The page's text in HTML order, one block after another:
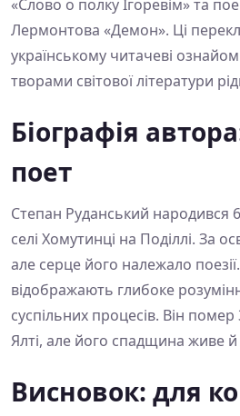
«Слово о полку Ігоревім» та
Лермонтова «Демон». Ці
українському читачеві
творами світової літератури
Біографія
поет
Степан Руданський народився
селі Хомутинці на Поділлі. За
але серце його належало
відображають глибоке
суспільних процесів. Він
Ялті, але його спадщина живе й
Висновок: для